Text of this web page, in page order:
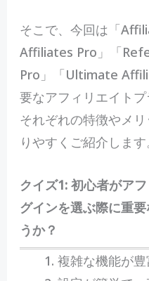
そこで、今回は「
Affiliates Pro」「
Pro」「Ultimate
要なアフィリエイトプ
それぞれの特徴やメ
りやすくご紹介します
クイズ1: 初心者がア
グインを選ぶ際に重
うか？
複雑な機能が